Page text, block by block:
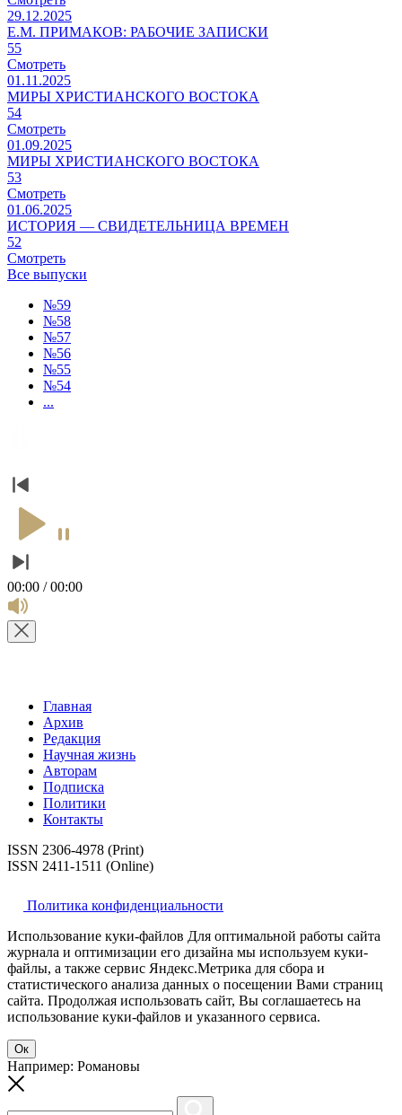
29.12.2025
Е.М. ПРИМАКОВ: РАБОЧИЕ ЗАПИСКИ
55
Смотреть
01.11.2025
МИРЫ ХРИСТИАНСКОГО ВОСТОКА
54
Смотреть
01.09.2025
МИРЫ ХРИСТИАНСКОГО ВОСТОКА
53
Смотреть
01.06.2025
ИСТОРИЯ — СВИДЕТЕЛЬНИЦА ВРЕМЕН
52
Смотреть
Все выпуски
№59
№58
№57
№56
№55
№54
...
00:00 / 00:00
Главная
Архив
Редакция
Научная жизнь
Авторам
Подписка
Политики
Контакты
ISSN 2306-4978 (Print)
ISSN 2411-1511 (Online)
Политика конфиденциальности
Использование куки-файлов Для оптимальной работы сайта
журнала и оптимизации его дизайна мы используем куки-
файлы, а также сервис Яндекс.Метрика для сбора и
статистического анализа данных о посещении Вами страниц
сайта. Продолжая использовать сайт, Вы соглашаетесь на
использование куки-файлов и указанного сервиса.
Ок
Например: Романовы